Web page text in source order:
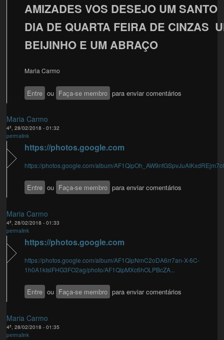
AMIZADES VOS DESEJO UM SANTO
DIA DE QUARTA FEIRA DE CINZAS
BEIJINHO E UM ABRAÇO
Maria Carmo
Entre ou Faça-se membro para enviar comentários
Maria Carmo
4ª, 28/02/2018 - 01:32
permalink
https://photos.google.com
https://photos.google.com/album/
Entre ou Faça-se membro para enviar comentários
Maria Carmo
4ª, 28/02/2018 - 01:33
permalink
https://photos.google.com
https://photos.google.com/album/AF1QipNmC2oDA6rr7an-X-6C-
1h0A1kIslFHG3FO2ag/photo/AF1QipMXc6hOLPBcZA...
Entre ou Faça-se membro para enviar comentários
Maria Carmo
4ª, 28/02/2018 - 01:35
permalink